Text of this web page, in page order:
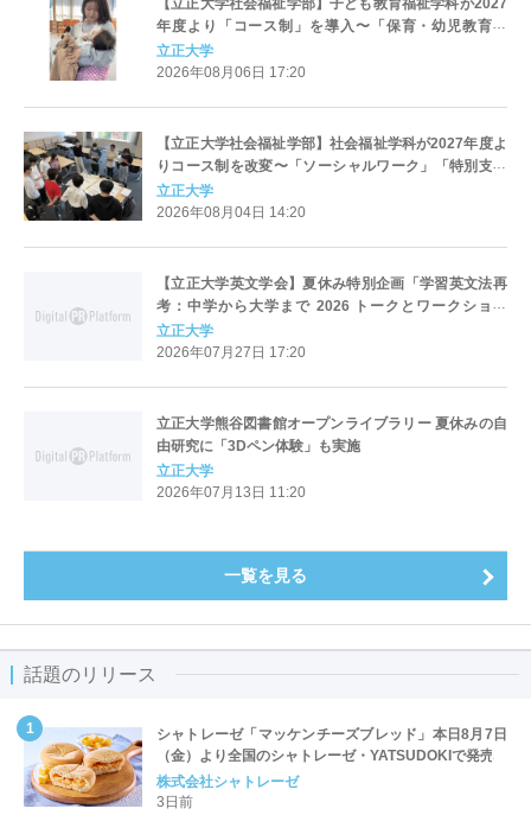
【立正大学社会福祉学部】子ども教育福祉学科が2027
年度より「コース制」を導入〜「保育・幼児教育」
「初等教育」「子ども心理」の3コースを新設し、目指
すキャリアと学びを明確化〜
立正大学
2026年08月06日 17:20
【立正大学社会福祉学部】社会福祉学科が2027年度よ
りコース制を改変〜「ソーシャルワーク」「特別支援
教育」「社会デザイン」の3コースへ再編、目指すキャ
リアと学びを明確化〜
立正大学
2026年08月04日 14:20
【立正大学英文学会】夏休み特別企画「学習英文法再
考：中学から大学まで 2026 トークとワークショッ
プ」を8月17日（月）に開催
立正大学
2026年07月27日 17:20
立正大学熊谷図書館オープンライブラリー 夏休みの自
由研究に「3Dペン体験」も実施
立正大学
2026年07月13日 11:20
一覧を見る
話題のリリース
シャトレーゼ「マッケンチーズブレッド」本日8月7日
（金）より全国のシャトレーゼ・YATSUDOKIで発売
株式会社シャトレーゼ
3日前